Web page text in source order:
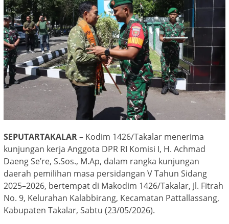
SEPUTARTAKALAR– Kodim 1426/Takalar menerima
kunjungan kerja Anggota DPR RI Komisi I, H. Achmad
Daeng Se’re, S.Sos., M.Ap, dalam rangka kunjungan
daerah pemilihan masa persidangan V Tahun Sidang
2025–2026, bertempat di Makodim 1426/Takalar, Jl. Fitrah
No. 9, Kelurahan Kalabbirang, Kecamatan Pattallassang,
Kabupaten Takalar, Sabtu (23/05/2026).